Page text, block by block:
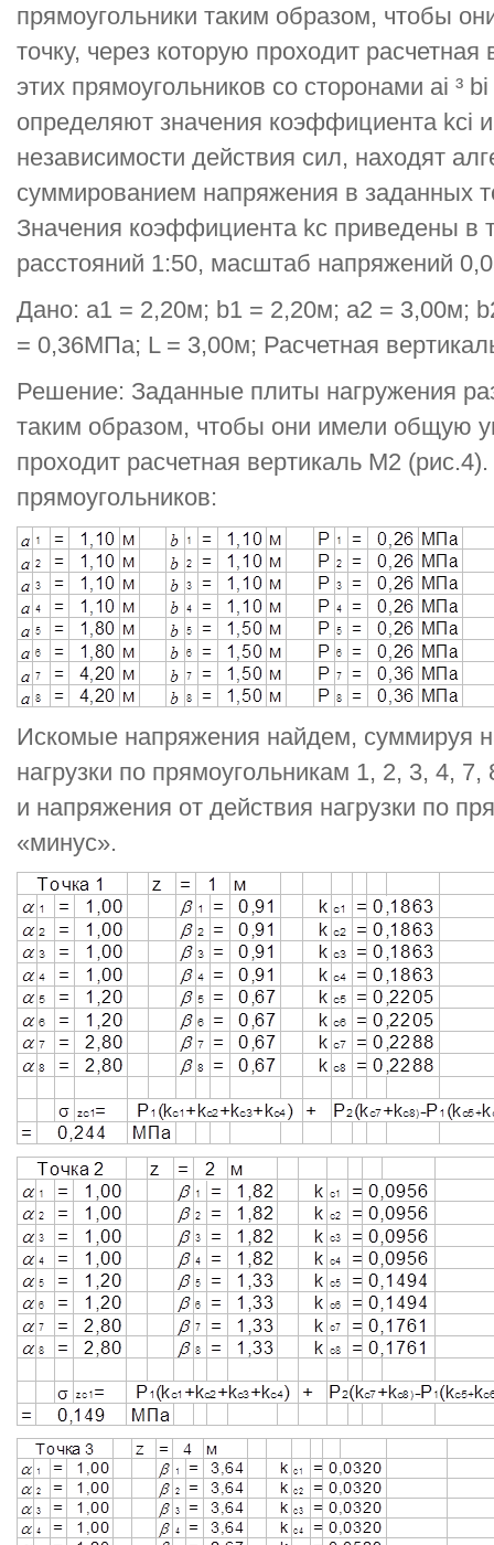
прямоугольники таким образом, чтобы
точку, через которую проходит
этих прямоугольников со сторонами ai ³
определяют значения коэффициента kci
независимости действия сил, находят
суммированием напряжения в заданных
Значения коэффициента kс приведены в
расстояний 1:50, масштаб напряжений
Дано: a1 = 2,20м; b1 = 2,20м; а2 = 3,00м;
= 0,36МПа; L = 3,00м; Расчетная
Решение: Заданные плиты нагружения
таким образом, чтобы они имели общую
проходит расчетная вертикаль М2
прямоугольников:
Искомые напряжения найдем, суммируя
нагрузки по прямоугольникам 1, 2, 3, 4,
и напряжения от действия нагрузки по
«минус».